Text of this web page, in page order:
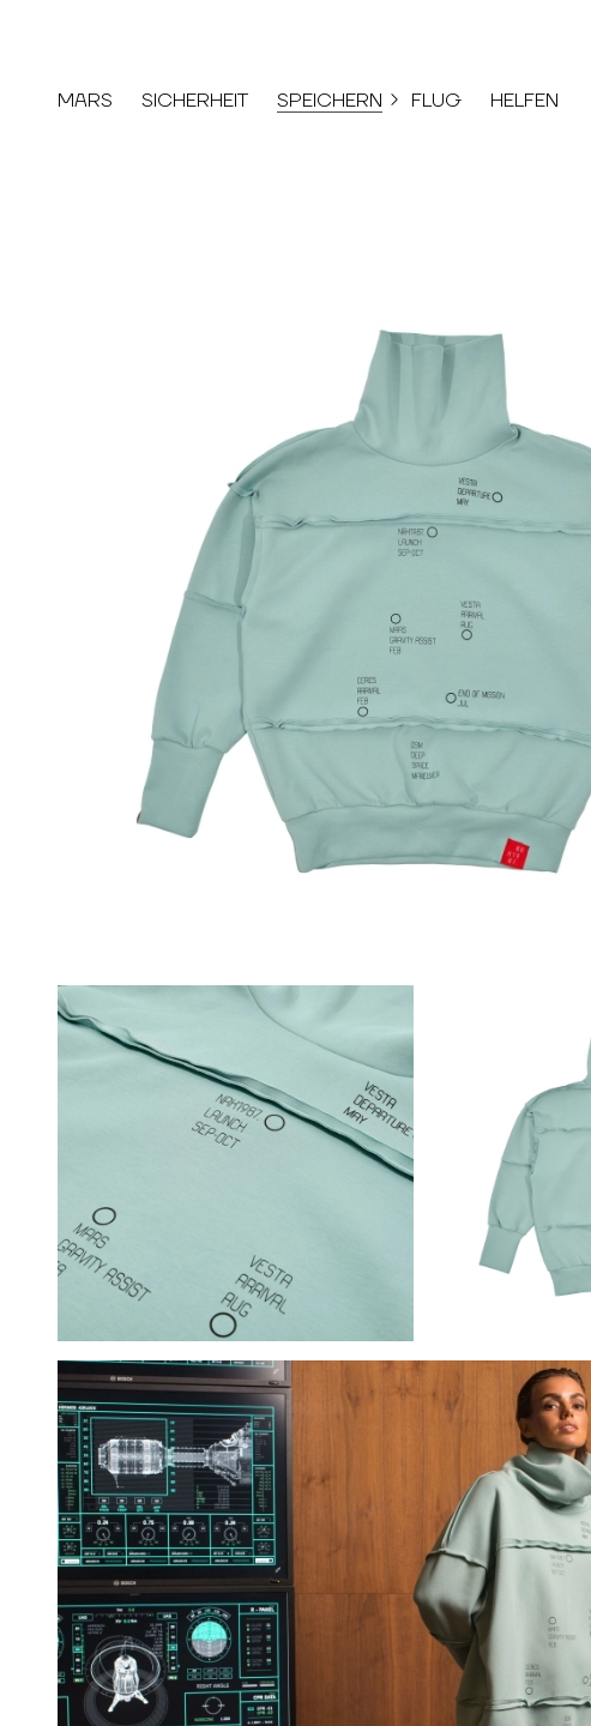
MARS SICHERHEIT SPEICHERN FLUG HELFEN